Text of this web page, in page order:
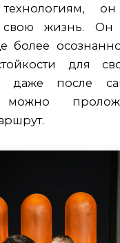
свою жизнь. Он
более
для
даже после
можно